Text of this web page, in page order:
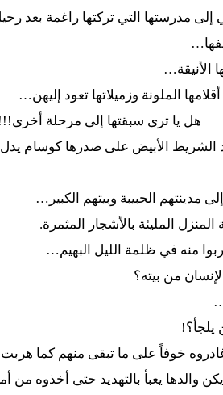
التي تركتها راغمة بعد
وزميلاتها تعود إليهن…
إلى مرحلة
الأبيض على صدرها كوسام يدل
الحبيبة وبيتهم الكبير…
بالأشجار المثمرة.
منه في ظلمة الليل البهيم…
من بيته؟
ما تبقى منهم كما هربت
بالتهديد حتى أخذوه من